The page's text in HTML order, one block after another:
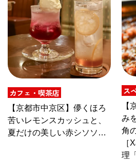
NEW OPEN
SERIES
CULTURE
ABOUT US
Instagram
チケットプレゼント
カフェ・喫茶店
【京都市中京区】儚くほろ
苦いレモンスカッシュと、
夏だけの美しい赤シソソー
ス
【
み
角
［
理